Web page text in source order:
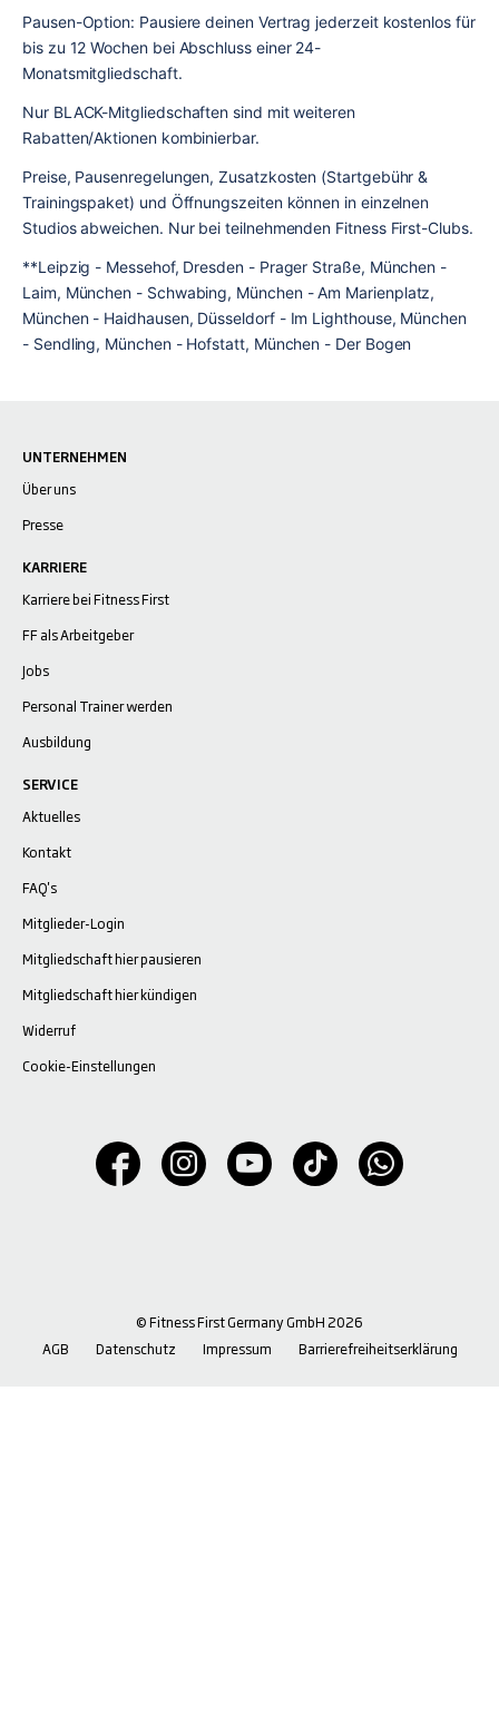
Pausen-Option: Pausiere deinen Vertrag jederzeit kostenlos für
bis zu 12 Wochen bei Abschluss einer 24-
Monatsmitgliedschaft.
Nur BLACK-Mitgliedschaften sind mit weiteren
Rabatten/Aktionen kombinierbar.
Preise, Pausenregelungen, Zusatzkosten (Startgebühr &
Trainingspaket) und Öffnungszeiten können in einzelnen
Studios abweichen. Nur bei teilnehmenden Fitness First-Clubs.
**Leipzig - Messehof, Dresden - Prager Straße, München -
Laim, München - Schwabing, München - Am Marienplatz,
München - Haidhausen, Düsseldorf - Im Lighthouse, München
- Sendling, München - Hofstatt, München - Der Bogen
UNTERNEHMEN
Über uns
Presse
KARRIERE
Karriere bei Fitness First
FF als Arbeitgeber
Jobs
Personal Trainer werden
Ausbildung
SERVICE
Aktuelles
Kontakt
FAQ's
Mitglieder-Login
Mitgliedschaft hier pausieren
Mitgliedschaft hier kündigen
Widerruf
Cookie-Einstellungen
© Fitness First Germany GmbH 2026
AGB
Datenschutz Impressum Barrierefreiheitserklärung